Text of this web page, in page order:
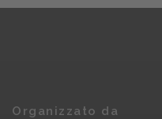
Organizzato da